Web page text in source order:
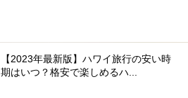
【2023年最新版】ハワイ旅行の安い時
期はいつ？格安で楽しめるハ...